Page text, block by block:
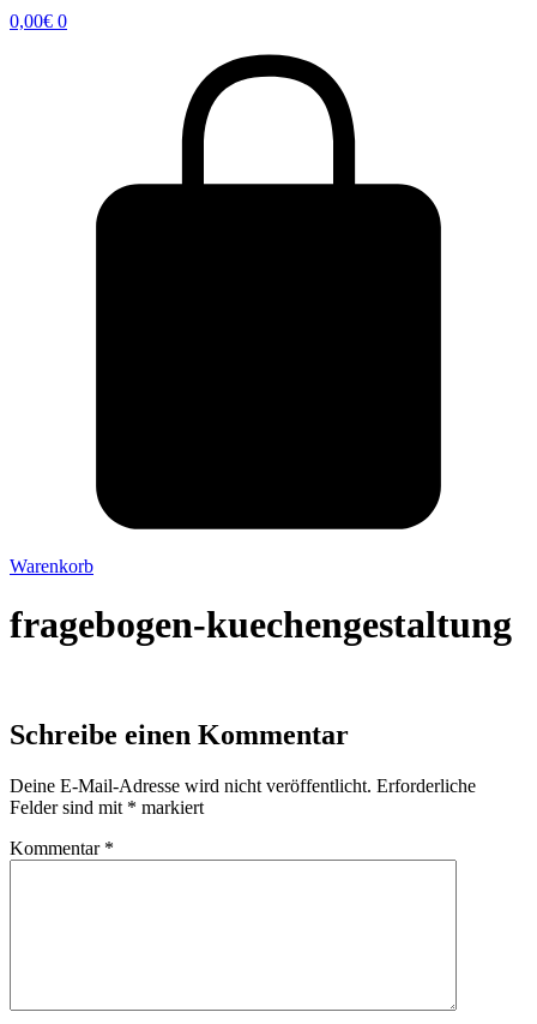
0,00€ 0
Warenkorb
fragebogen-kuechengestaltung
Schreibe einen Kommentar
Deine E-Mail-Adresse wird nicht veröffentlicht. Erforderliche
Felder sind mit * markiert
Kommentar *